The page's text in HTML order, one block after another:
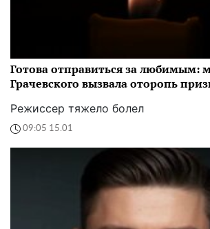
Готова отправиться за любимым:
Грачевского вызвала оторопь
Режиссер тяжело болел
09:05 15.01